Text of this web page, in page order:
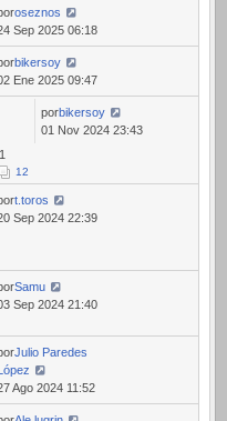
oseznos
Sep 2025 06:18
bikersoy
Ene 2025 09:47
12
porbikersoy
01 Nov 2024 23:43
t.toros
Sep 2024 22:39
Samu
Sep 2024 21:40
Julio Paredes
López
Ago 2024 11:52